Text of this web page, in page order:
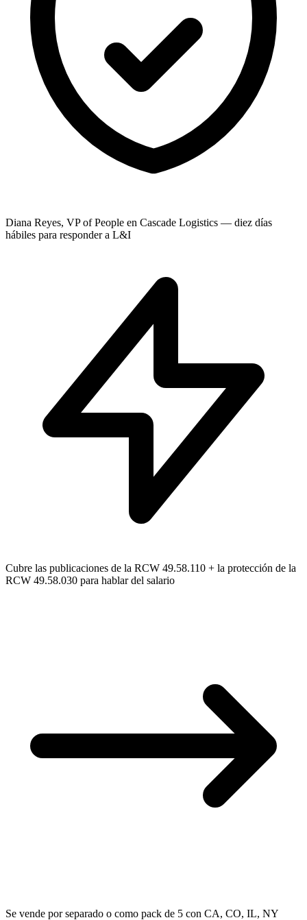
Diana Reyes, VP of People en Cascade Logistics — diez días
hábiles para responder a L&I
Cubre las publicaciones de la RCW 49.58.110 + la protección de la
RCW 49.58.030 para hablar del salario
Se vende por separado o como pack de 5 con CA, CO, IL, NY